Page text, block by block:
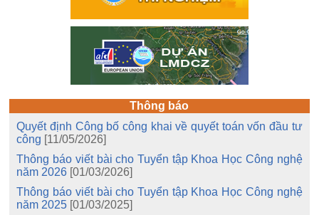
Thông báo
Quyết định Công bố công khai về quyết toán vốn đầu tư
công [11/05/2026]
Thông báo viết bài cho Tuyển tập Khoa Học Công nghệ
năm 2026 [01/03/2026]
Thông báo viết bài cho Tuyển tập Khoa Học Công nghệ
năm 2025 [01/03/2025]